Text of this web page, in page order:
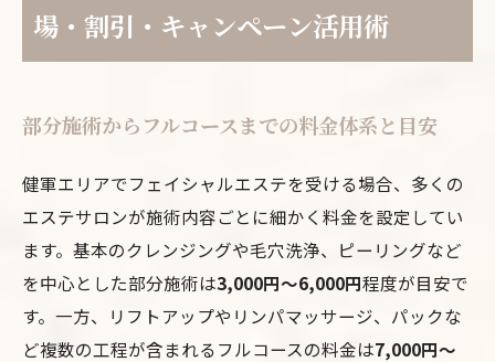
場・割引・キャンペーン活用術
部分施術からフルコースまでの料金体系と目安
健軍エリアでフェイシャルエステを受ける場合、多くの
エステサロンが施術内容ごとに細かく料金を設定してい
ます。基本のクレンジングや毛穴洗浄、ピーリングなど
を中心とした部分施術は3,000円〜6,000円程度が目安で
す。一方、リフトアップやリンパマッサージ、パックな
ど複数の工程が含まれるフルコースの料金は7,000円〜